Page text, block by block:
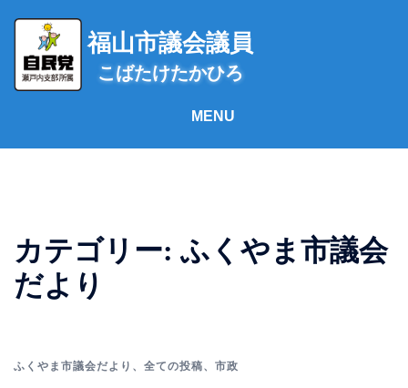
ス
福山市議会議員
こばたけたかひろ
カテゴリー: ふくやま市議会
だより
ふくやま市議会だより 、 全ての投稿、 市政